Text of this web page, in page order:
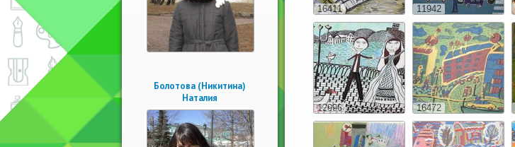
Болотова (Никитина)
Наталия
16411 11942
12996 16472